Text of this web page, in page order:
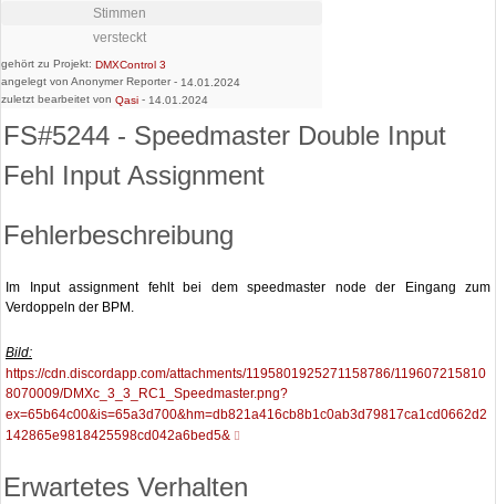
Stimmen
versteckt
gehört zu Projekt: DMXControl 3
angelegt von Anonymer Reporter - 14.01.2024
zuletzt bearbeitet von Qasi - 14.01.2024
FS#5244 - Speedmaster Double Input
Fehl Input Assignment
Fehlerbeschreibung
Im Input assignment fehlt bei dem speedmaster node der Eingang zum
Verdoppeln der BPM.
Bild:
https://cdn.discordapp.com/attachments/1195801925271158786/119607215810
8070009/DMXc_3_3_RC1_Speedmaster.png?
ex=65b64c00&is=65a3d700&hm=db821a416cb8b1c0ab3d79817ca1cd0662d2
142865e9818425598cd042a6bed5&
Erwartetes Verhalten